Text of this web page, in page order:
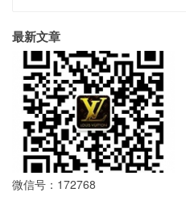
最新文章
微信号：172768